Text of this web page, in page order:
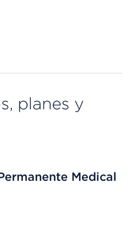
planes y
Medical